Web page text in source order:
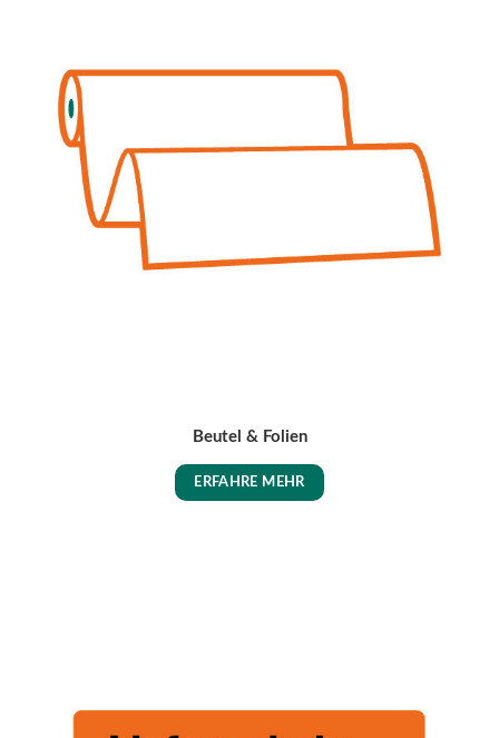
Beutel & Folien
ERFAHRE MEHR